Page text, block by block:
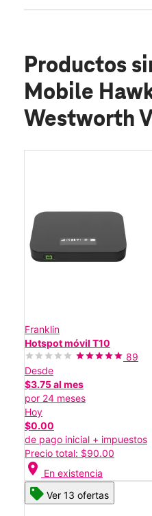
Productos
Mobile
Westworth
Franklin
Hotspot móvil T10
89
Desde
$3.75 al mes
por 24 meses
Hoy
$0.00
de pago inicial + impuestos
Precio total: $90.00
location_on En existencia
Ver 13 ofertas